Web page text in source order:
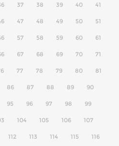
37 38 39 40 41
47 48 49 50 51
57 58 59 60 61
67 68 69 70 71
77 78 79 80 81
86 87 88 89 90
95 96 97 98 99
104 105 106 107
112 113 114 115 116